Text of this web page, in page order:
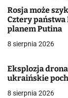
a
c
j
a
w
Rosja może
Cztery państwa
planem Putina
8 sierpnia 2026
Eksplozja
ukraińskie
8 sierpnia 2026